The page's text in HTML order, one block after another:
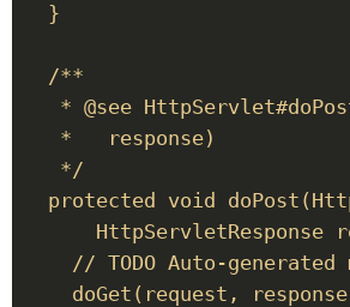
  }
  /**
* @see
   *   response)
   */
protected void
HttpServletResponse
// TODO Auto-generated
doGet(request,